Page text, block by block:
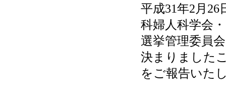
平成31年2月
科婦人科学会・
選挙管理委員
決まりました
をご報告いた